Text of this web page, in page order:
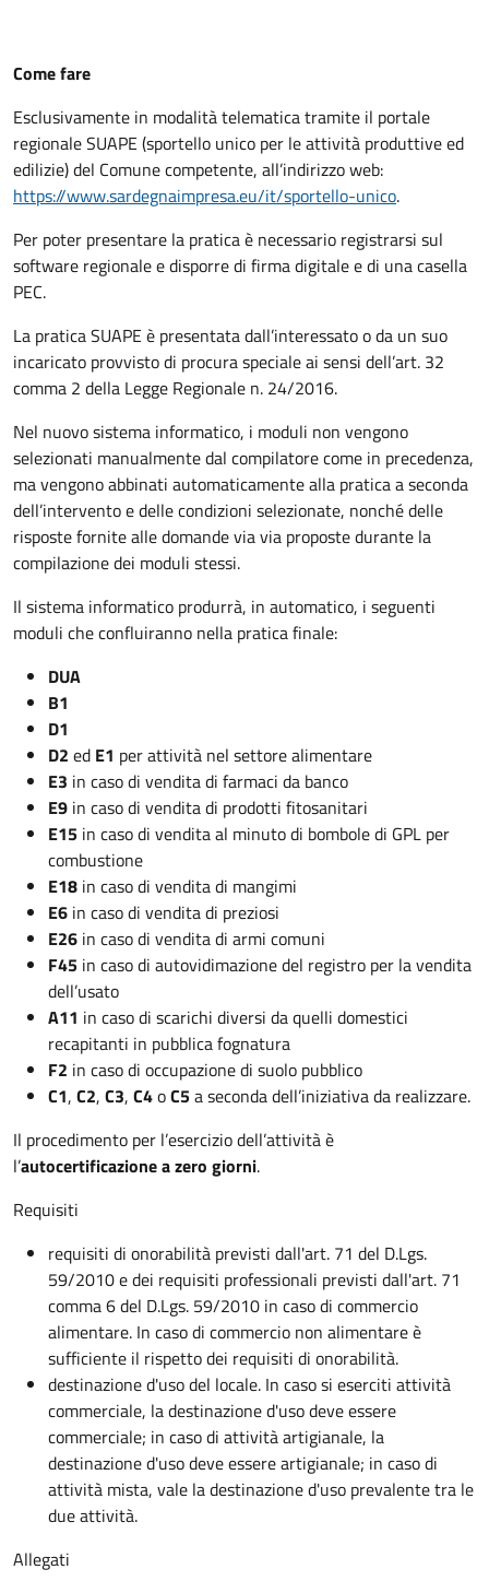
Come fare
Esclusivamente in modalità telematica tramite il portale
regionale SUAPE (sportello unico per le attività produttive ed
edilizie) del Comune competente, all’indirizzo web:
https://www.sardegnaimpresa.eu/it/sportello-unico.
Per poter presentare la pratica è necessario registrarsi sul
software regionale e disporre di firma digitale e di una casella
PEC.
La pratica SUAPE è presentata dall’interessato o da un suo
incaricato provvisto di procura speciale ai sensi dell’art. 32
comma 2 della Legge Regionale n. 24/2016.
Nel nuovo sistema informatico, i moduli non vengono
selezionati manualmente dal compilatore come in precedenza,
ma vengono abbinati automaticamente alla pratica a seconda
dell’intervento e delle condizioni selezionate, nonché delle
risposte fornite alle domande via via proposte durante la
compilazione dei moduli stessi.
Il sistema informatico produrrà, in automatico, i seguenti
moduli che confluiranno nella pratica finale:
DUA
B1
D1
D2 ed E1 per attività nel settore alimentare
E3 in caso di vendita di farmaci da banco
E9 in caso di vendita di prodotti fitosanitari
E15 in caso di vendita al minuto di bombole di GPL per
combustione
E18 in caso di vendita di mangimi
E6 in caso di vendita di preziosi
E26 in caso di vendita di armi comuni
F45 in caso di autovidimazione del registro per la vendita
dell’usato
A11 in caso di scarichi diversi da quelli domestici
recapitanti in pubblica fognatura
F2 in caso di occupazione di suolo pubblico
C1, C2, C3, C4oC5a seconda dell’iniziativa da realizzare.
Il procedimento per l’esercizio dell’attività è
l’autocertificazione a zero giorni.
Requisiti
requisiti di onorabilità previsti dall'art. 71 del D.Lgs.
59/2010 e dei requisiti professionali previsti dall'art. 71
comma 6 del D.Lgs. 59/2010 in caso di commercio
alimentare. In caso di commercio non alimentare è
sufficiente il rispetto dei requisiti di onorabilità.
destinazione d'uso del locale. In caso si eserciti attività
commerciale, la destinazione d'uso deve essere
commerciale; in caso di attività artigianale, la
destinazione d'uso deve essere artigianale; in caso di
attività mista, vale la destinazione d'uso prevalente tra le
due attività.
Allegati